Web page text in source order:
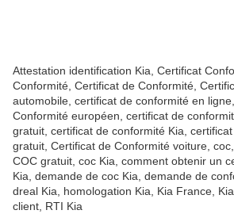
Attestation identification Kia, Certificat
Conformité, Certificat de Conformité,
automobile, certificat de conformité en
Conformité européen, certificat de
gratuit, certificat de conformité Kia,
gratuit, Certificat de Conformité voiture,
COC gratuit, coc Kia, comment obtenir un
Kia, demande de coc Kia, demande de
dreal Kia, homologation Kia, Kia France,
client, RTI Kia